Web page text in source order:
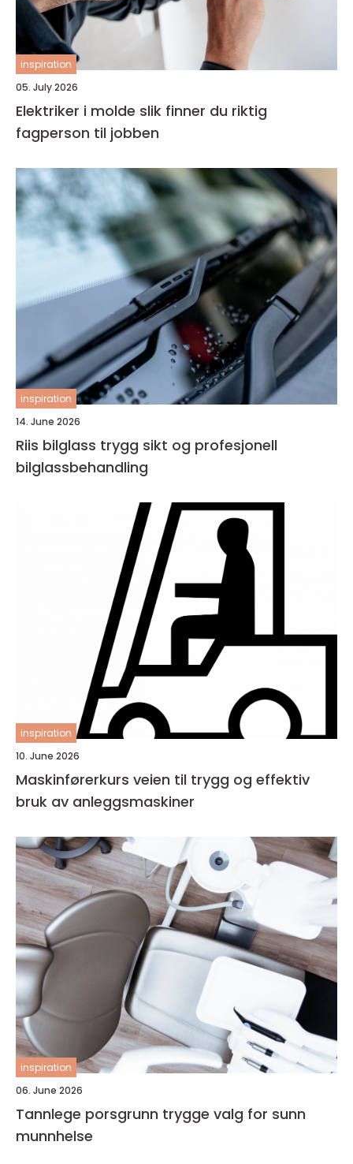
inspiration
05. July 2026
Elektriker i molde slik finner du riktig
fagperson til jobben
inspiration
14. June 2026
Riis bilglass trygg sikt og profesjonell
bilglassbehandling
inspiration
10. June 2026
Maskinførerkurs veien til trygg og effektiv
bruk av anleggsmaskiner
inspiration
06. June 2026
Tannlege porsgrunn trygge valg for sunn
munnhelse